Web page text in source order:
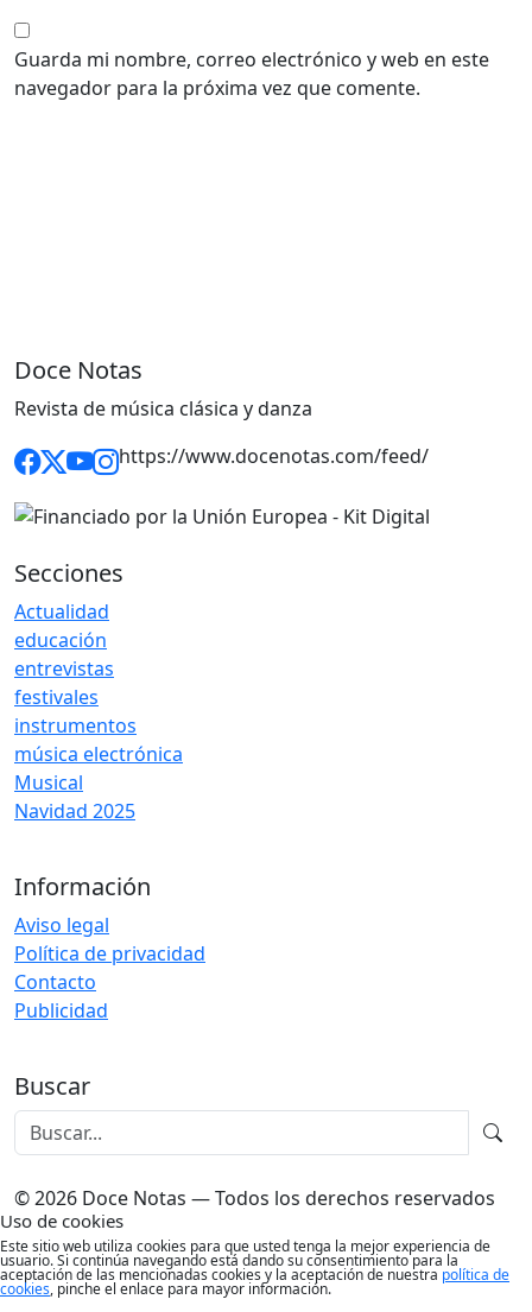
Guarda mi nombre, correo electrónico y web en este
navegador para la próxima vez que comente.
Doce Notas
Revista de música clásica y danza
https://www.docenotas.com/feed/
Secciones
Actualidad
educación
entrevistas
festivales
instrumentos
música electrónica
Musical
Navidad 2025
Información
Aviso legal
Política de privacidad
Contacto
Publicidad
Buscar
© 2026 Doce Notas — Todos los derechos reservados
Uso de cookies
Este sitio web utiliza cookies para que usted tenga la mejor experiencia de
usuario. Si continúa navegando está dando su consentimiento para la
aceptación de las mencionadas cookies y la aceptación de nuestra política de
cookies, pinche el enlace para mayor información.